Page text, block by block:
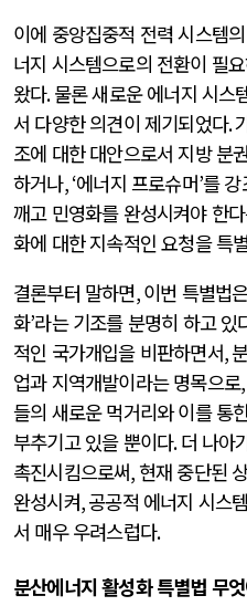
이에 중앙집중적 전력 시스템
너지 시스템으로의 전환이 필
왔다.물론 새로운 에너지 시스
서 다양한 의견이 제기되었다.
조에 대한 대안으로서 지방 분
하거나, ‘에너지 프로슈머’를 강
깨고 민영화를 완성시켜야 한
화에 대한 지속적인 요청을 특
결론부터 말하면,이번 특별법
화’라는 기조를 분명히 하고 있
적인 국가개입을 비판하면서,
업과 지역개발이라는 명목으로,
들의 새로운 먹거리와 이를 통
부추기고 있을 뿐이다.더 나아
촉진시킴으로써, 현재 중단된
완성시켜,공공적 에너지 시스
서 매우 우려스럽다.
분산에너지 활성화 특별법 무